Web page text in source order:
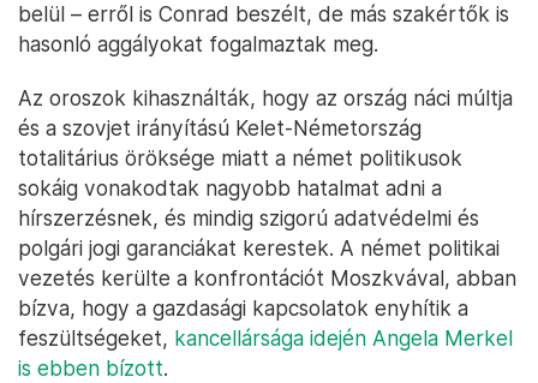
belül – erről is Conrad beszélt, de más szakértők is
hasonló aggályokat fogalmaztak meg.
Az oroszok kihasználták, hogy az ország náci múltja
és a szovjet irányítású Kelet-Németország
totalitárius öröksége miatt a német politikusok
sokáig vonakodtak nagyobb hatalmat adni a
hírszerzésnek, és mindig szigorú adatvédelmi és
polgári jogi garanciákat kerestek. A német politikai
vezetés kerülte a konfrontációt Moszkvával, abban
bízva, hogy a gazdasági kapcsolatok enyhítik a
feszültségeket, kancellársága idején Angela Merkel
is ebben bízott.